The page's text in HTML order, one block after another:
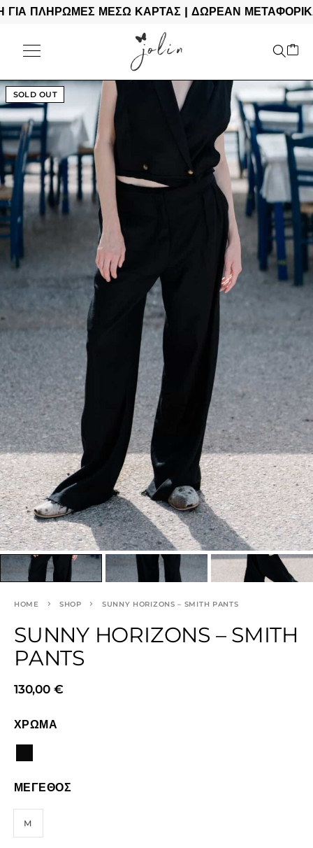
ΜΕΣΩ ΚΑΡΤΑΣ | ΔΩΡΕΑΝ ΜΕΤΑΦΟΡΙΚΑ
SOLD OUT
HOME SHOP SUNNY HORIZONS – SMITH PANTS
SUNNY HORIZONS – SMITH
PANTS
130,00 €
ΧΡΩΜΑ
ΜΕΓΕΘΟΣ
M